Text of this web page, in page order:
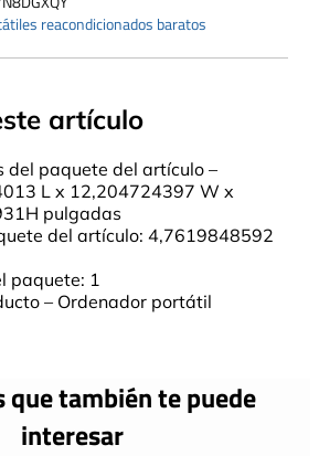
reacondicionados baratos
artículo
del paquete del artículo –
L x 12,204724397 W x
pulgadas
del artículo: 4,7619848592
paquete: 1
– Ordenador portátil
que también te puede
interesar